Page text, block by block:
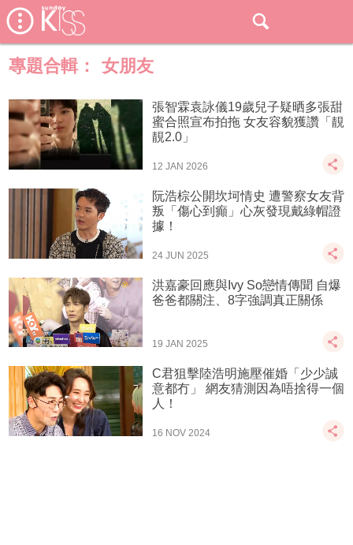
專題合輯： 女朋友
張智霖袁詠儀19歲兒子疑晒多張甜
蜜合照宣布拍拖 女友容貌獲讚「靚
靚2.0」
12 JAN 2026
阮浩棕公開坎坷情史 遭警察女友背
叛「傷心到癲」心灰發現戴綠帽證
據！
24 JUN 2025
洪嘉豪回應與Ivy So戀情傳聞 自爆
爸爸都關注、8字強調真正關係
19 JAN 2025
C君狙擊陸浩明施壓催婚「少少誠
意都冇」 網友猜測因為唔捨得一個
人！
16 NOV 2024